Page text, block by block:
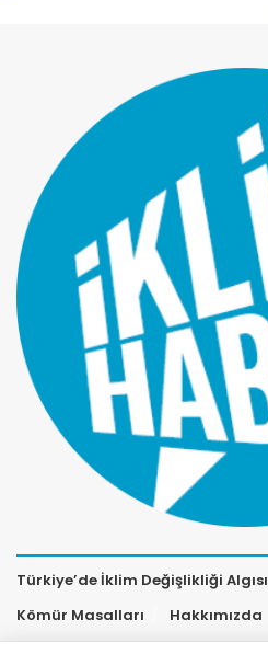
Türkiye’de İklim Değişlikliği Algısı
Kömür Masalları
Hakkımızda